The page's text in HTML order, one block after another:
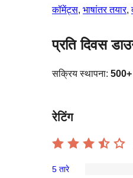
कॉमेंट्स, भाषांतर तयार,
प्रति दिवस
सक्रिय स्थापना: 500+
रेटिंग
5 तारे